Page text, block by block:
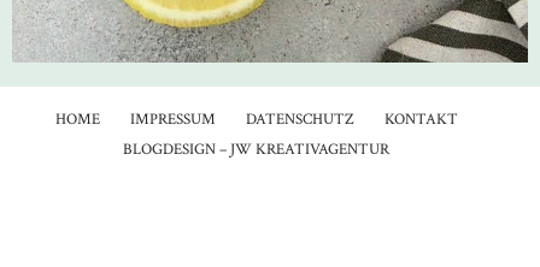
HOME IMPRESSUM DATENSCHUTZ
KONTAKT
BLOGDESIGN – JW KREATIVAGENTUR